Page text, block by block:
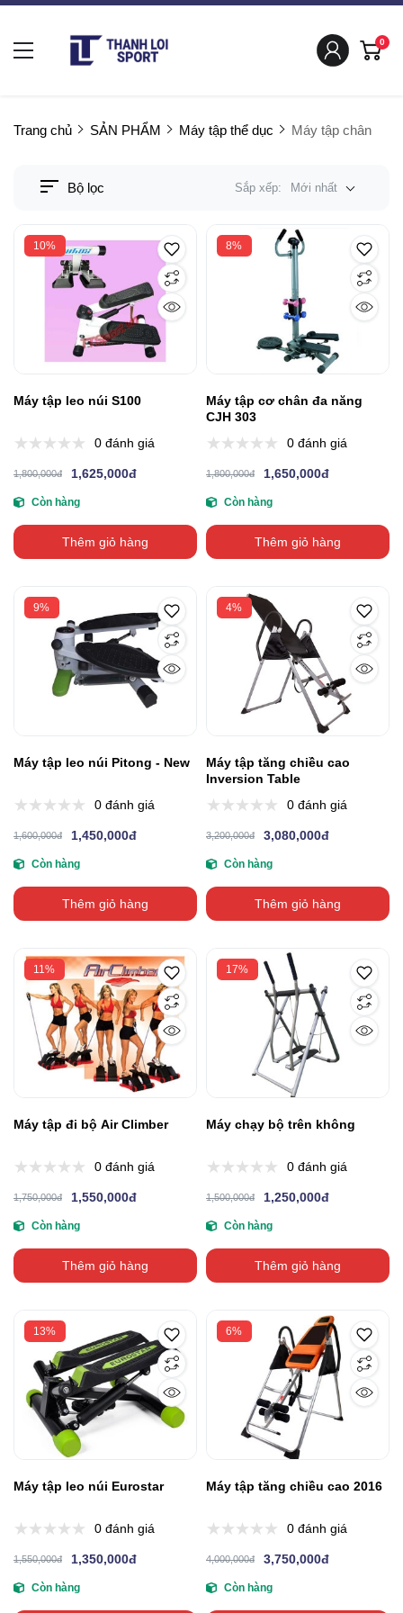
0
Trang chủ SẢN PHẨM Máy tập thể dục Máy tập chân
Bộ lọc Sắp xếp: Mới nhất
10%
Máy tập leo núi S100
0 đánh giá
1,800,000đ 1,625,000đ
Còn hàng
Thêm giỏ hàng
8%
Máy tập cơ chân đa năng
CJH 303
0 đánh giá
1,800,000đ 1,650,000đ
Còn hàng
Thêm giỏ hàng
9%
Máy tập leo núi Pitong - New
0 đánh giá
1,600,000đ 1,450,000đ
Còn hàng
Thêm giỏ hàng
4%
Máy tập tăng chiều cao
Inversion Table
0 đánh giá
3,200,000đ 3,080,000đ
Còn hàng
Thêm giỏ hàng
11%
Máy tập đi bộ Air Climber
0 đánh giá
1,750,000đ 1,550,000đ
Còn hàng
Thêm giỏ hàng
17%
Máy chạy bộ trên không
0 đánh giá
1,500,000đ 1,250,000đ
Còn hàng
Thêm giỏ hàng
13%
Máy tập leo núi Eurostar
0 đánh giá
1,550,000đ 1,350,000đ
Còn hàng
6%
Máy tập tăng chiều cao 2016
0 đánh giá
4,000,000đ 3,750,000đ
Còn hàng